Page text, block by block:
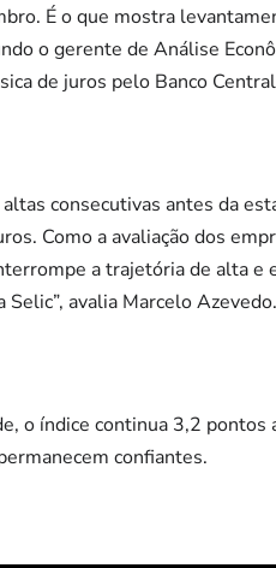
É o que mostra
o gerente de Análise
de juros pelo Banco
altas consecutivas antes da
Como a avaliação dos
a trajetória de alta e
Selic”, avalia Marcelo Azevedo.
o índice continua 3,2
confiantes.